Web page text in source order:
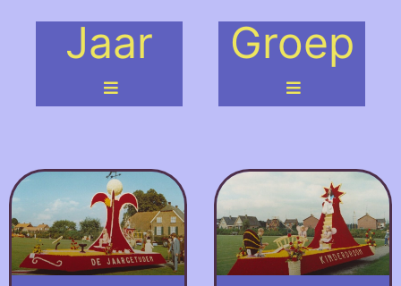
Jaar Groep